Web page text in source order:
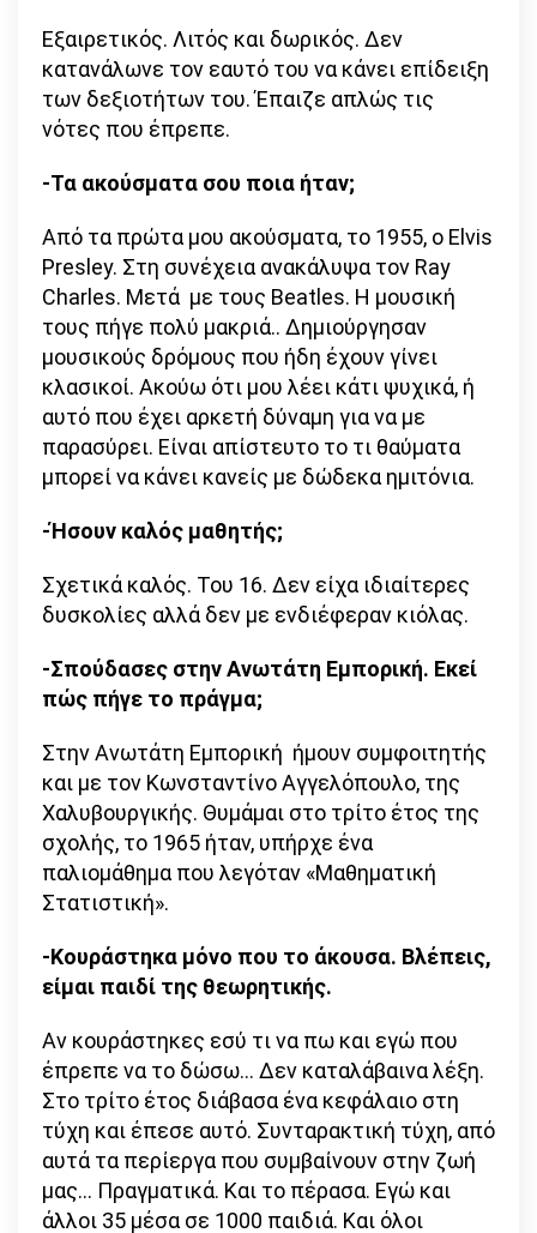
Εξαιρετικός. Λιτός και δωρικός. Δεν
κατανάλωνε τον εαυτό του να κάνει επίδειξη
των δεξιοτήτων του. Έπαιζε απλώς τις
νότες που έπρεπε.
-Τα ακούσματα σου ποια ήταν;
Από τα πρώτα μου ακούσματα, το 1955, ο Elvis
Presley. Στη συνέχεια ανακάλυψα τον Ray
Charles. Μετά με τους Beatles. Η μουσική
τους πήγε πολύ μακριά.. Δημιούργησαν
μουσικούς δρόμους που ήδη έχουν γίνει
κλασικοί. Ακούω ότι μου λέει κάτι ψυχικά, ή
αυτό που έχει αρκετή δύναμη για να με
παρασύρει. Είναι απίστευτο το τι θαύματα
μπορεί να κάνει κανείς με δώδεκα ημιτόνια.
-Ήσουν καλός μαθητής;
Σχετικά καλός. Του 16. Δεν είχα ιδιαίτερες
δυσκολίες αλλά δεν με ενδιέφεραν κιόλας.
-Σπούδασες στην Ανωτάτη Εμπορική. Εκεί
πώς πήγε το πράγμα;
Στην Ανωτάτη Εμπορική ήμουν συμφοιτητής
και με τον Κωνσταντίνο Αγγελόπουλο, της
Χαλυβουργικής. Θυμάμαι στο τρίτο έτος της
σχολής, το 1965 ήταν, υπήρχε ένα
παλιομάθημα που λεγόταν «Μαθηματική
Στατιστική».
-Κουράστηκα μόνο που το άκουσα. Βλέπεις,
είμαι παιδί της θεωρητικής.
Αν κουράστηκες εσύ τι να πω και εγώ που
έπρεπε να το δώσω… Δεν καταλάβαινα λέξη.
Στο τρίτο έτος διάβασα ένα κεφάλαιο στη
τύχη και έπεσε αυτό. Συνταρακτική τύχη, από
αυτά τα περίεργα που συμβαίνουν στην ζωή
μας… Πραγματικά. Και το πέρασα. Εγώ και
άλλοι 35 μέσα σε 1000 παιδιά. Και όλοι